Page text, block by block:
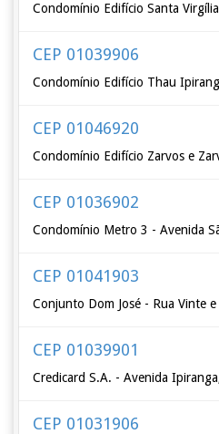
Condomínio Edifício Santa
CEP 01039906
Condomínio Edifício Thau
CEP 01046920
Condomínio Edifício Zarvos e
CEP 01036902
Condomínio Metro 3 - Avenida
CEP 01041903
Conjunto Dom José - Rua Vinte
CEP 01039901
Credicard S.A. - Avenida
CEP 01031906